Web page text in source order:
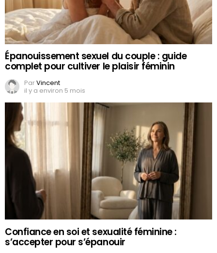
Épanouissement sexuel du couple : guide
complet pour cultiver le plaisir féminin
ParVincent
il y a environ 5 mois
Confiance en soi et sexualité féminine :
s’accepter pour s’épanouir